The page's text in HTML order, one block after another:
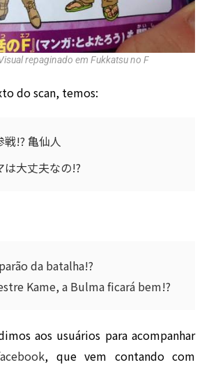
repaginado em Fukkatsu no F
do scan, temos:
戦!? 亀仙人
は大丈夫なの!?
da batalha!?
Kame, a Bulma ficará bem!?
aos usuários para acompanhar
, que vem contando com